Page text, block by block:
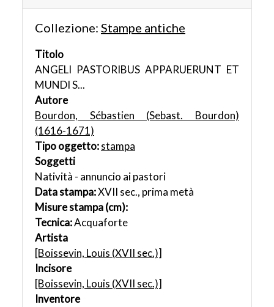
Collezione: Stampe antiche
Titolo
ANGELI PASTORIBUS APPARUERUNT ET
MUNDI S...
Autore
Bourdon, Sébastien (Sebast. Bourdon)
(1616-1671)
Tipo oggetto:stampa
Soggetti
Natività - annuncio ai pastori
Data stampa:XVII sec., prima metà
Misure stampa (cm):
Tecnica:Acquaforte
Artista
[Boissevin, Louis (XVII sec.)]
Incisore
[Boissevin, Louis (XVII sec.)]
Inventore